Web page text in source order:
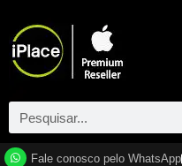
Fale conosco pelo WhatsApp